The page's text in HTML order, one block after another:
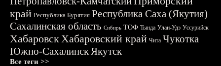
край Республика Бурятия Республика Саха (Якутия)
Сахалинская область Сибирь ТОФ Тында Улан-Удэ Уссурийск
ХабаровскХабаровский край Чита Чукотка
Южно-СахалинскЯкутск
Все теги >>